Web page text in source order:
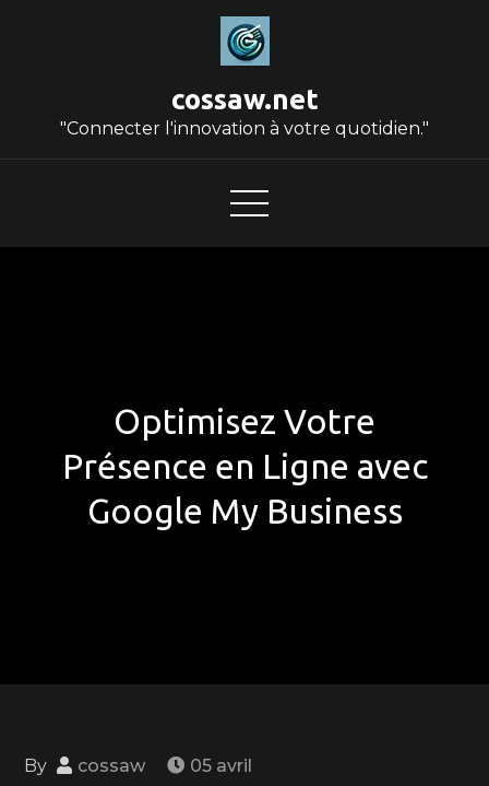
cossaw.net
"Connecter l'innovation à votre quotidien."
Optimisez Votre
Présence en Ligne avec
Google My Business
By cossaw
05 avril